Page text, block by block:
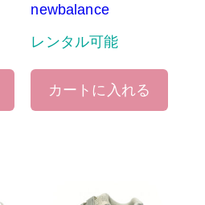
newbalance
レンタル可能
カートに入れる